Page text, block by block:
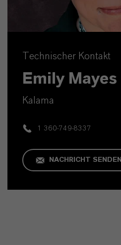
Technischer Kontakt
Emily Mayes
Kalama
1 360-749-8337
NACHRICHT SENDEN